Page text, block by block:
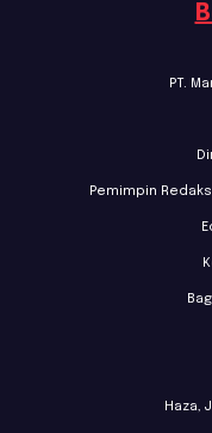
PT.
Pemimpin
Haza,